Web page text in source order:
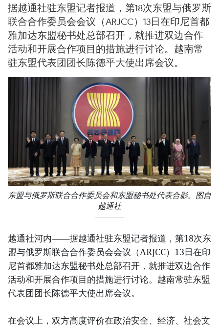
据越通社驻东盟记者报道，第18次东盟与俄罗斯
联合合作委员会会议（ARJCC）13日在印尼首都
雅加达东盟秘书处总部召开，就推进双边合作
活动和开展合作项目的措施进行讨论。越南常
驻东盟代表团团长陈德平大使出席会议。
东盟与俄罗斯联合合作委员会和东盟秘书处代表合影。图自
越通社
越通社河内——据越通社驻东盟记者报道，第18次东
盟与俄罗斯联合合作委员会会议（ARJCC）13日在印
尼首都雅加达东盟秘书处总部召开，就推进双边合作
活动和开展合作项目的措施进行讨论。越南常驻东盟
代表团团长陈德平大使出席会议。
在会议上，双方高度评价在政治安全、经济、社会文